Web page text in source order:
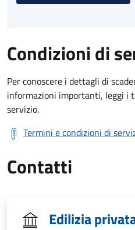
Condizioni di
Per conoscere i dettagli di
informazioni importanti, leggi i
servizio.
Termini e condizioni di
Contatti
Edilizia